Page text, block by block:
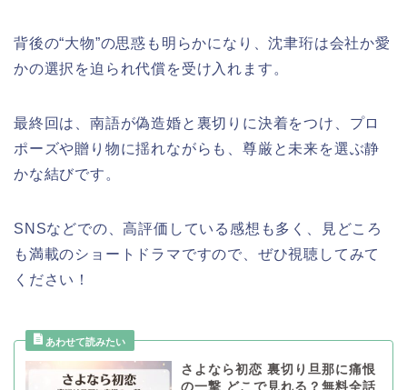
背後の“大物”の思惑も明らかになり、沈聿珩は会社か愛
かの選択を迫られ代償を受け入れます。
最終回は、南語が偽造婚と裏切りに決着をつけ、プロ
ポーズや贈り物に揺れながらも、尊厳と未来を選ぶ静
かな結びです。
SNSなどでの、高評価している感想も多く、見どころ
も満載のショートドラマですので、ぜひ視聴してみて
ください！
さよなら初恋 裏切り旦那に痛恨
の一撃 どこで見れる？無料全話